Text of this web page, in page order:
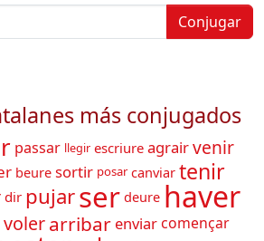
Conjugar
más conjugados
passar llegir escriure agrairvenir
beure sortir posar canviar tenir
dir pujarser deure haver
voler arribar enviar començar